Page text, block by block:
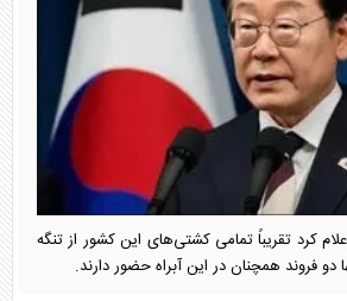
کرد تقریباً تمامی کشتی‌های این کشور از تنگه
دو فروند همچنان در این آبراه حضور دارند.